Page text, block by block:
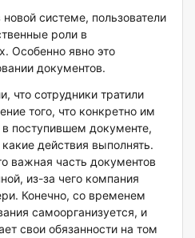
системе, пользователи
роли в
Особенно явно это
документов.
что сотрудники тратили
того, что конкретно им
в поступившем документе,
действия выполнять.
важная часть документов
из-за чего компания
Конечно, со временем
самоорганизуется, и
свои обязанности на том